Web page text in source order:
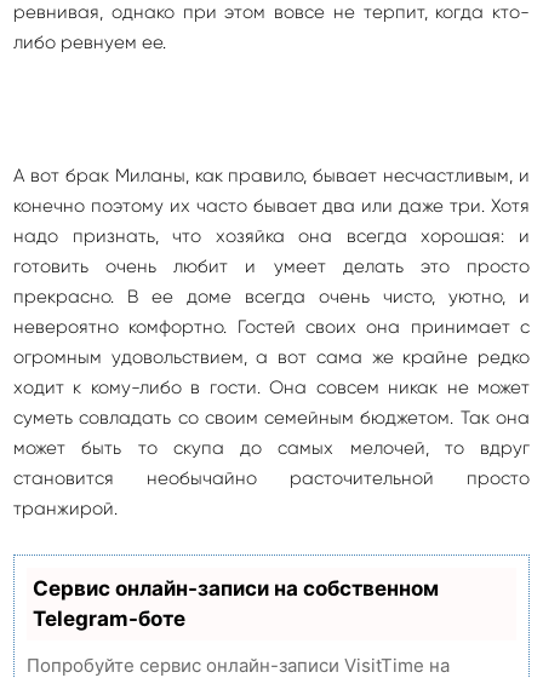
ревнивая, однако при этом вовсе не терпит, когда кто-
либо ревнуем ее.
А вот брак Миланы, как правило, бывает несчастливым, и
конечно поэтому их часто бывает два или даже три. Хотя
надо признать, что хозяйка она всегда хорошая: и
готовить очень любит и умеет делать это просто
прекрасно. В ее доме всегда очень чисто, уютно, и
невероятно комфортно. Гостей своих она принимает с
огромным удовольствием, а вот сама же крайне редко
ходит к кому-либо в гости. Она совсем никак не может
суметь совладать со своим семейным бюджетом. Так она
может быть то скупа до самых мелочей, то вдруг
становится необычайно расточительной просто
транжирой.
Сервис онлайн-записи на собственном
Telegram-боте
Попробуйте сервис онлайн-записи VisitTime на